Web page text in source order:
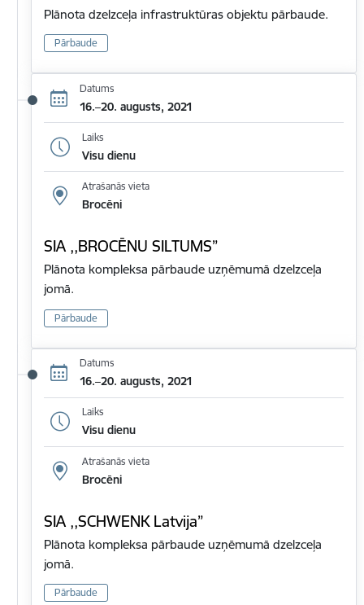
Plānota dzelzceļa infrastruktūras objektu pārbaude.
Pārbaude
Datums
16.–20. augusts, 2021
Laiks
Visu dienu
Atrašanās vieta
Brocēni
SIA ,,BROCĒNU SILTUMS”
Plānota kompleksa pārbaude uzņēmumā dzelzceļa
jomā.
Pārbaude
Datums
16.–20. augusts, 2021
Laiks
Visu dienu
Atrašanās vieta
Brocēni
SIA ,,SCHWENK Latvija”
Plānota kompleksa pārbaude uzņēmumā dzelzceļa
jomā.
Pārbaude